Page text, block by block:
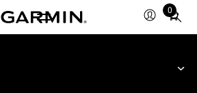
0
Total
items
cart: